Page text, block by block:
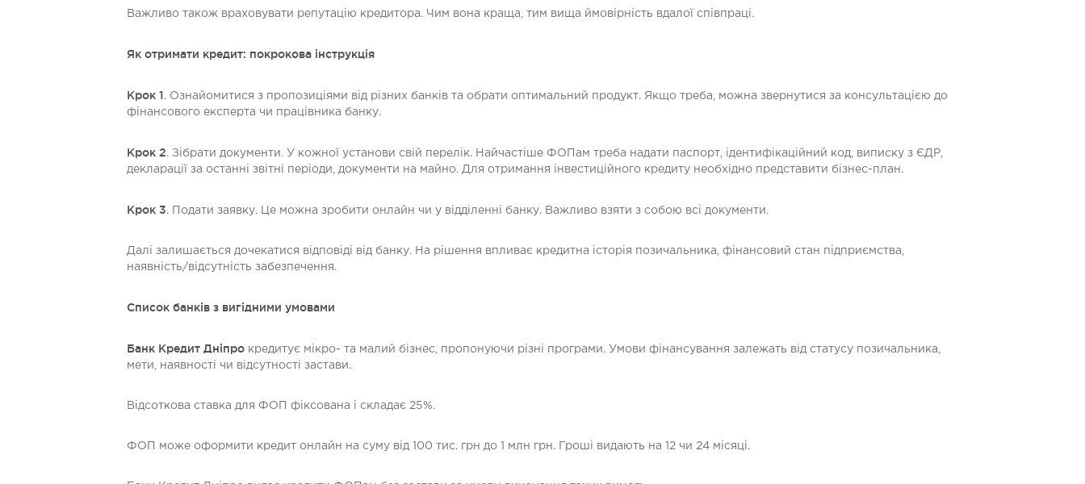
Важливо також враховувати репутацію кредитора. Чим вона краща, тим вища ймовірність вдалої співпраці.
Як отримати кредит: покрокова інструкція
Крок 1. Ознайомитися з пропозиціями від різних банків та обрати оптимальний продукт. Якщо треба, можна звернутися за консультацією до
фінансового експерта чи працівника банку.
Крок 2. Зібрати документи. У кожної установи свій перелік. Найчастіше ФОПам треба надати паспорт, ідентифікаційний код, виписку з ЄДР,
декларації за останні звітні періоди, документи на майно. Для отримання інвестиційного кредиту необхідно представити бізнес-план.
Крок 3. Подати заявку. Це можна зробити онлайн чи у відділенні банку. Важливо взяти з собою всі документи.
Далі залишається дочекатися відповіді від банку. На рішення впливає кредитна історія позичальника, фінансовий стан підприємства,
наявність/відсутність забезпечення.
Список банків з вигідними умовами
Банк Кредит Дніпро кредитує мікро- та малий бізнес, пропонуючи різні програми. Умови фінансування залежать від статусу позичальника,
мети, наявності чи відсутності застави.
Відсоткова ставка для ФОП фіксована і складає 25%.
ФОП може оформити кредит онлайн на суму від 100 тис. грн до 1 млн грн. Гроші видають на 12 чи 24 місяці.